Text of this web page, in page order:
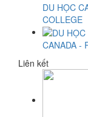
DU HỌC
COLLEGE
CANADA -
Liên kết